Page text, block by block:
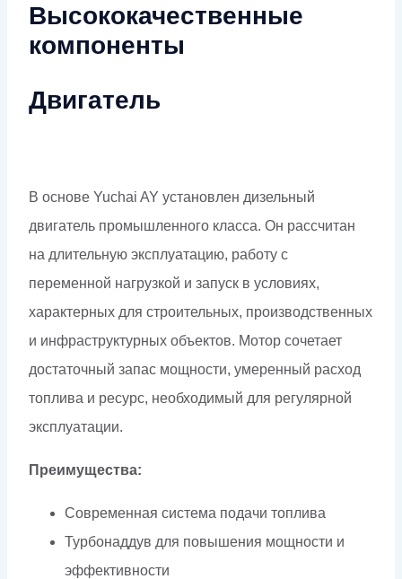
Высококачественные
компоненты
Двигатель
В основе Yuchai AY установлен дизельный
двигатель промышленного класса. Он рассчитан
на длительную эксплуатацию, работу с
переменной нагрузкой и запуск в условиях,
характерных для строительных, производственных
и инфраструктурных объектов. Мотор сочетает
достаточный запас мощности, умеренный расход
топлива и ресурс, необходимый для регулярной
эксплуатации.
Преимущества:
Современная система подачи топлива
Турбонаддув для повышения мощности и
эффективности